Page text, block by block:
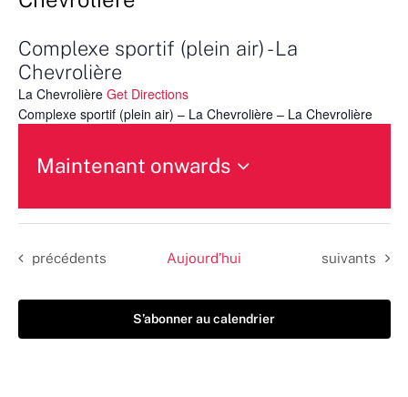
Complexe sportif (plein air) - La
Chevrolière
La Chevrolière Get Directions
Complexe sportif (plein air) – La Chevrolière – La Chevrolière
Maintenant onwards
une
date.
Évènements
précédents Aujourd’hui Évènements
suivants
S’abonner au calendrier